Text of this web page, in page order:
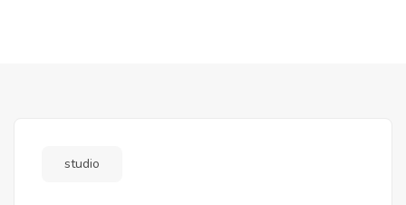
studio